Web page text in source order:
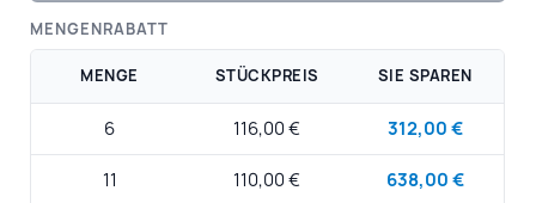
MENGENRABATT
MENGE STÜCKPREIS SIE SPAREN
6 116,00 € 312,00 €
11 110,00 € 638,00 €